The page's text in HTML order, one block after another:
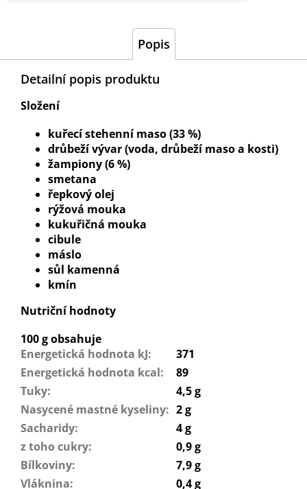
Popis
Detailní popis produktu
Složení
kuřecí stehenní maso (33 %)
drůbeží vývar (voda, drůbeží maso a kosti)
žampiony (6 %)
smetana
řepkový olej
rýžová mouka
kukuřičná mouka
cibule
máslo
sůl kamenná
kmín
Nutriční hodnoty
100 g obsahuje
Energetická hodnota kJ:
371
Energetická hodnota kcal:
89
Tuky:
4,5 g
Nasycené mastné kyseliny: 2 g
Sacharidy:
4 g
z toho cukry:
0,9 g
Bílkoviny:
7,9 g
Vláknina:
0,4 g